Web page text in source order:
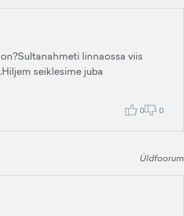
linnaossa viis
seiklesime juba
0 0
Üldfoorum